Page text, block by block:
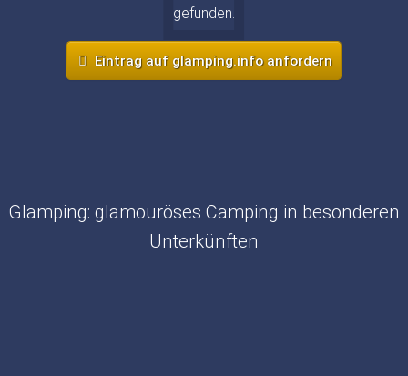
gefunden.
Eintrag auf glamping.info anfordern
Glamping: glamouröses Camping in besonderen
Unterkünften